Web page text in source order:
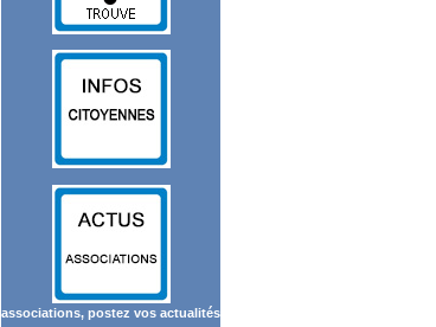
associations, postez vos actualités